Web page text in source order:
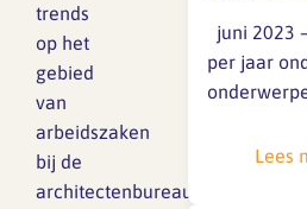
Media en magazine
SFA magazine The Human
Factor
trends
op het
gebied
van
arbeidszaken
bij de
architectenbureaus.
juni 2023
per jaar
Lees